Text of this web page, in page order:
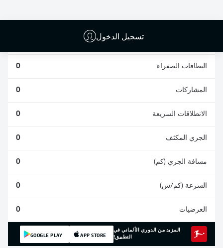
تسجيل الدخول
البطاقات الصفراء 0
المشاركات 0
الانطلاقات السريعة 0
الجري المكثف 0
مسافة الجري (كم) 0
السرعة (كم/س) 0
العرضيات 0
المزيد من الدوري الألماني في
التطبيق!
APP STORE
GOOGLE PLAY